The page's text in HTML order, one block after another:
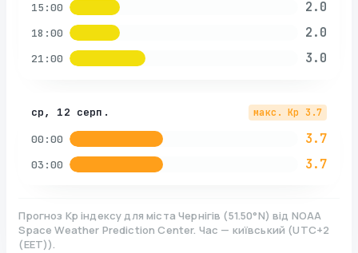
15:00 2.0
18:00 2.0
21:00 3.0
ср, 12 серп. макс. Kp 3.7
00:00 3.7
03:00 3.7
Прогноз Kp індексу для міста Чернігів (51.50°N)від NOAA
Space Weather Prediction Center. Час — київський (UTC+2
(EET)).